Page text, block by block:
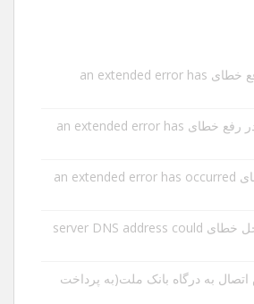
رفع خطای an extended error has
رفع خطای an extended error has
رفع خطای an extended error has occurred
راه حل خطای server DNS address could
به درگاه بانک ملت(به پرداخت